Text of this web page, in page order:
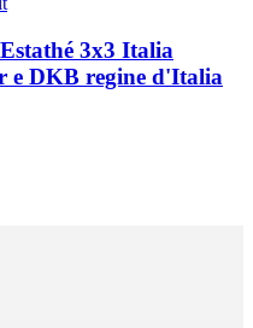
3x3 Italia
e DKB regine d'Italia